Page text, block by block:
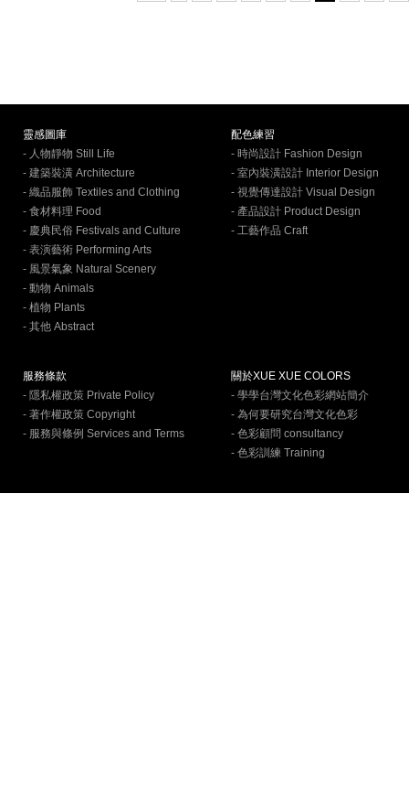
靈感圖庫
- 人物靜物 Still Life
- 建築裝潢 Architecture
- 織品服飾 Textiles and Clothing
- 食材料理 Food
- 慶典民俗 Festivals and Culture
- 表演藝術 Performing Arts
- 風景氣象 Natural Scenery
- 動物 Animals
- 植物 Plants
- 其他 Abstract
配色練習
- 時尚設計 Fashion Design
- 室內裝潢設計 Interior Design
- 視覺傳達設計 Visual Design
- 產品設計 Product Design
- 工藝作品 Craft
服務條款
- 隱私權政策 Private Policy
- 著作權政策 Copyright
- 服務與條例 Services and Terms
關於XUE XUE COLORS
- 學學台灣文化色彩網站簡介
- 為何要研究台灣文化色彩
- 色彩顧問 consultancy
- 色彩訓練 Training